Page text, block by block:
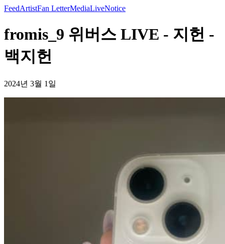
FeedArtistFan LetterMediaLiveNotice
fromis_9 위버스 LIVE - 지헌 -
백지헌
2024년 3월 1일